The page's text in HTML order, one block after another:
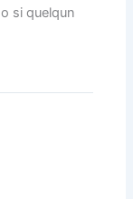
si quelqun